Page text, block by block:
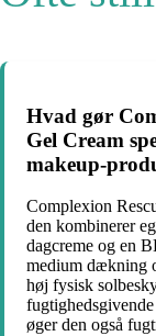
Hvad gør
Gel Cream
makeup-
Complexion
den kombinerer
dagcreme og en
medium dækning
høj fysisk
øger den også